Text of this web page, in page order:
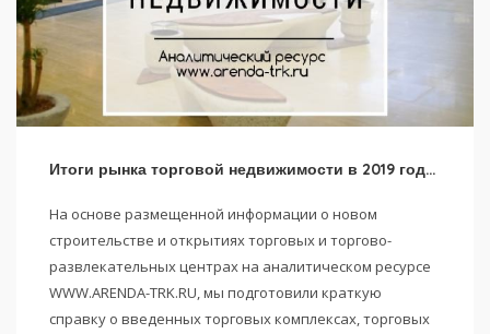
Итоги рынка торговой недвижимости в 2019 году. Все регионы.
На основе размещенной информации о новом
строительстве и открытиях торговых и торгово-
развлекательных центрах на аналитическом ресурсе
WWW.ARENDA-TRK.RU, мы подготовили краткую
справку о введенных торговых комплексах, торговых